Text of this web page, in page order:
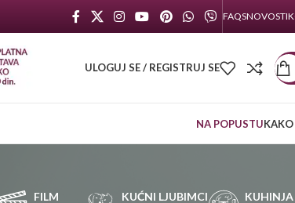
FAQSNOVOSTI
ULOGUJ SE / REGISTRUJ SE
NA POPUSTU
FILM KUĆNI LJUBIMCI KUHINJA